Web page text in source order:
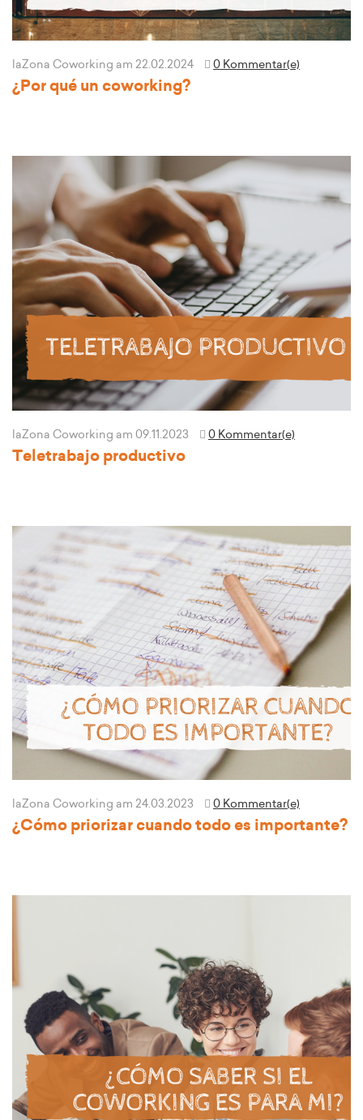
laZona Coworking am 22.02.2024 0 Kommentar(e)
¿Por qué un coworking?
laZona Coworking am 09.11.2023 0 Kommentar(e)
Teletrabajo productivo
laZona Coworking am 24.03.2023 0 Kommentar(e)
¿Cómo priorizar cuando todo es importante?